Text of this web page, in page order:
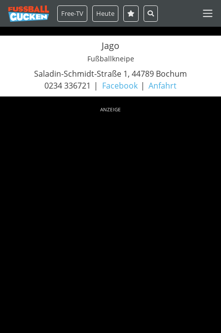
Free-TV Heute
Jago
Fußballkneipe
Saladin-Schmidt-Straße 1, 44789 Bochum
0234 336721
Facebook Anfahrt
ANZEIGE